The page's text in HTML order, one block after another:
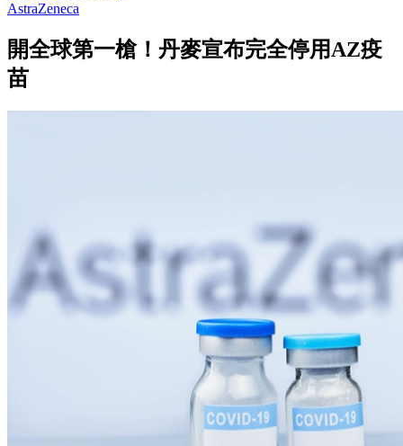
AstraZeneca
開全球第一槍！丹麥宣布完全停用AZ疫
苗